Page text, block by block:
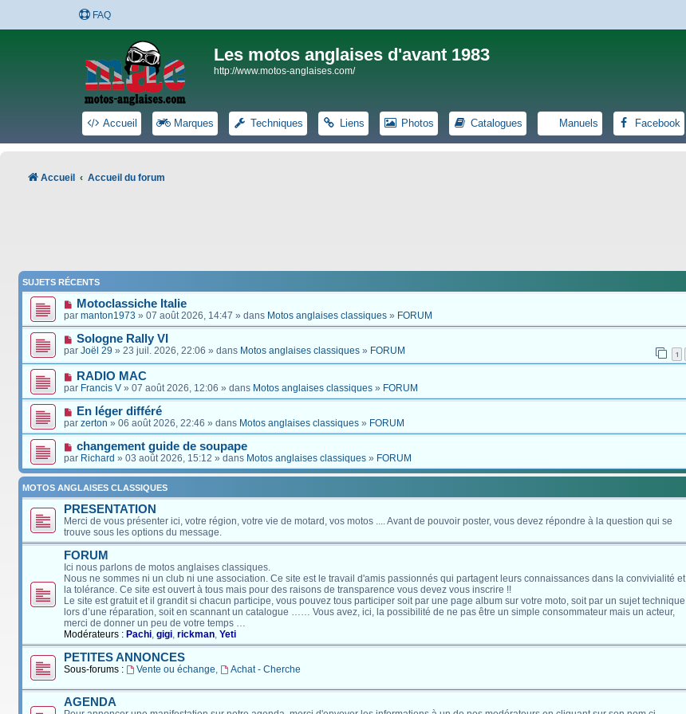
FAQ
Les motos anglaises d'avant 1983
http://www.motos-anglaises.com/
Accueil Marques Techniques Liens Photos Catalogues Manuels Facebook
Accueil Accueil du forum
SUJETS RÉCENTS
Motoclassiche Italie
par manton1973 » 07 août 2026, 14:47 » dans Motos anglaises classiques » FORUM
Sologne Rally VI
1
par Joël 29 » 23 juil. 2026, 22:06 » dans Motos anglaises classiques » FORUM
RADIO MAC
par Francis V » 07 août 2026, 12:06 » dans Motos anglaises classiques » FORUM
En léger différé
par zerton » 06 août 2026, 22:46 » dans Motos anglaises classiques » FORUM
changement guide de soupape
par Richard » 03 août 2026, 15:12 » dans Motos anglaises classiques » FORUM
MOTOS ANGLAISES CLASSIQUES
PRESENTATION
Merci de vous présenter ici, votre région, votre vie de motard, vos motos .... Avant de pouvoir poster, vous devez répondre à la question qui se
trouve sous les options du message.
FORUM
Ici nous parlons de motos anglaises classiques.
Nous ne sommes ni un club ni une association. Ce site est le travail d'amis passionnés qui partagent leurs connaissances dans la convivialité et
la tolérance. Ce site est ouvert à tous mais pour des raisons de transparence vous devez vous inscrire !!
Le site est gratuit et il grandit si chacun participe, vous pouvez tous participer soit par une page album sur votre moto, soit par un sujet technique
lors d’une réparation, soit en scannant un catalogue …… Vous avez, ici, la possibilité de ne pas être un simple consommateur mais un acteur,
merci de donner un peu de votre temps …
Modérateurs : Pachi, gigi, rickman, Yeti
PETITES ANNONCES
Sous-forums : Vente ou échange, Achat - Cherche
AGENDA